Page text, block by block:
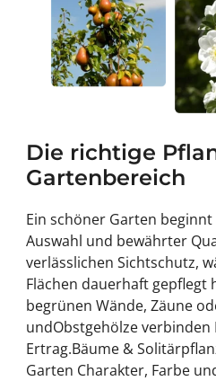
Die richtige
Gartenbereich
Ein schöner Garten
Auswahl und bewährter
verlässlichen Sichtschutz,
Flächen dauerhaft gepflegt
begrünen Wände, Zäune
undObstgehölzeverbinden
Ertrag.Bäume &
Garten Charakter, Farbe